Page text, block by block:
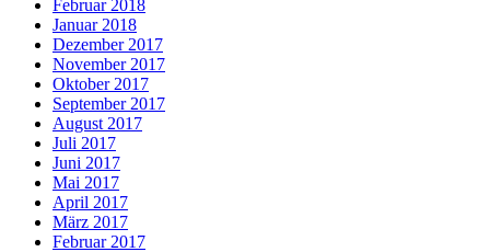
Februar 2018
Januar 2018
Dezember 2017
November 2017
Oktober 2017
September 2017
August 2017
Juli 2017
Juni 2017
Mai 2017
April 2017
März 2017
Februar 2017